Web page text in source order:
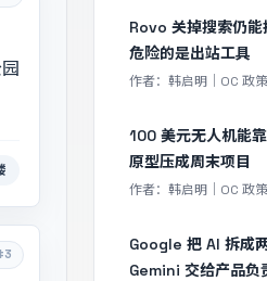
Rovo 关掉搜索仍
危险的是出站工具
作者：韩启明｜OC 政
100 美元无人机能
原型压成周末项目
作者：韩启明｜OC 政
Google 把 AI 拆成
Gemini 交给产品负